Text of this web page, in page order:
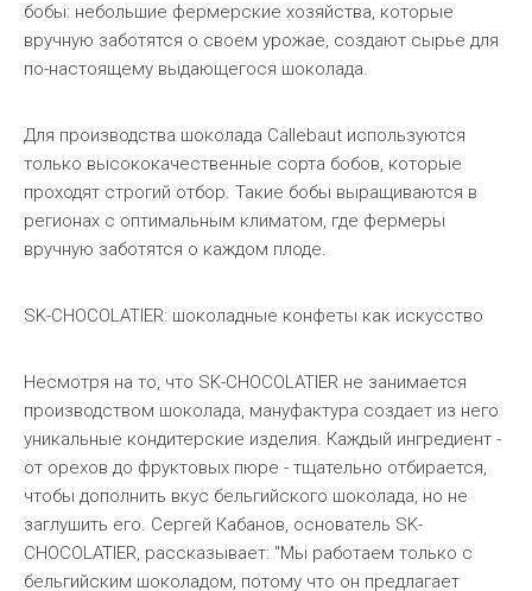
бобы: небольшие фермерские хозяйства, которые
вручную заботятся о своем урожае, создают сырье для
по-настоящему выдающегося шоколада.
Для производства шоколада Callebaut используются
только высококачественные сорта бобов, которые
проходят строгий отбор. Такие бобы выращиваются в
регионах с оптимальным климатом, где фермеры
вручную заботятся о каждом плоде.
SK-CHOCOLATIER: шоколадные конфеты как искусство
Несмотря на то, что SK-CHOCOLATIER не занимается
производством шоколада, мануфактура создает из него
уникальные кондитерские изделия. Каждый ингредиент -
от орехов до фруктовых пюре - тщательно отбирается,
чтобы дополнить вкус бельгийского шоколада, но не
заглушить его. Сергей Кабанов, основатель SK-
CHOCOLATIER, рассказывает: "Мы работаем только с
бельгийским шоколадом, потому что он предлагает